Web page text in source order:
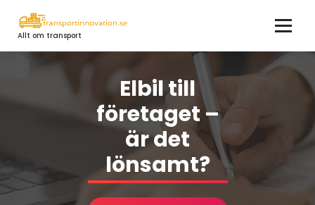
content
Allt om transport
Elbil till
företaget –
är det
lönsamt?